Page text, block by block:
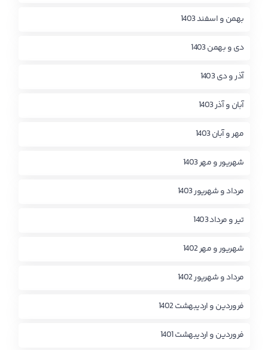
بهمن و اسفند 1403
دی و بهمن 1403
آذر و دی 1403
آبان و آذر 1403
مهر و آبان 1403
شهریور و مهر 1403
مرداد و شهریور 1403
تیر و مرداد 1403
شهریور و مهر 1402
مرداد و شهریور 1402
فروردین و اردیبهشت 1402
فروردین و اردیبهشت 1401